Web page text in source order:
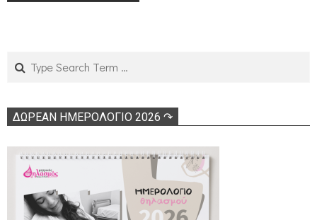
ΔΩΡΕΑΝ ΗΜΕΡΟΛΟΓΙΟ 2026 ↷